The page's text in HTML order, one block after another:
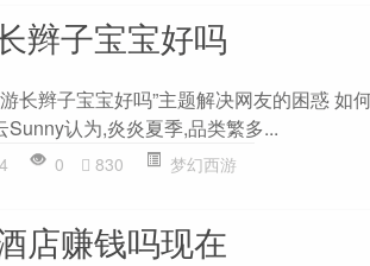
辫子宝宝好吗
长辫子宝宝好吗”主题解决网友的困惑 如
Sunny认为,炎炎夏季,品类繁多...
0 830 梦幻西游
店赚钱吗现在